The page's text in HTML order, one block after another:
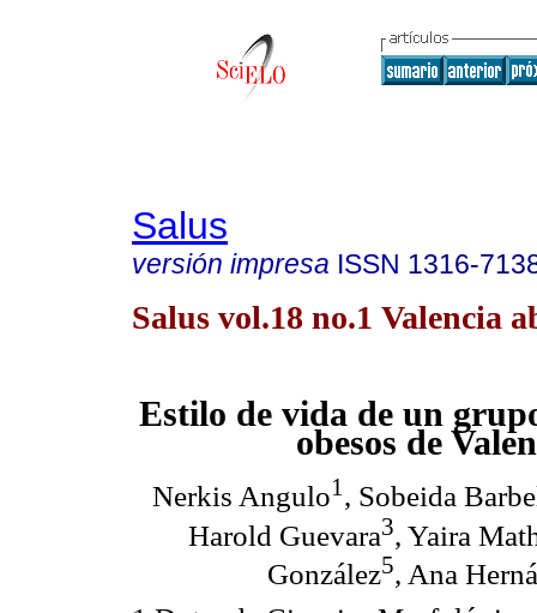
Salus
versión impresa ISSN 1316-
Salus vol.18 no.1 Valencia
Estilo de vida de un
obesos de
Nerkis Angulo1 , Sobeida
Harold Guevara3, Yaira
González5, Ana